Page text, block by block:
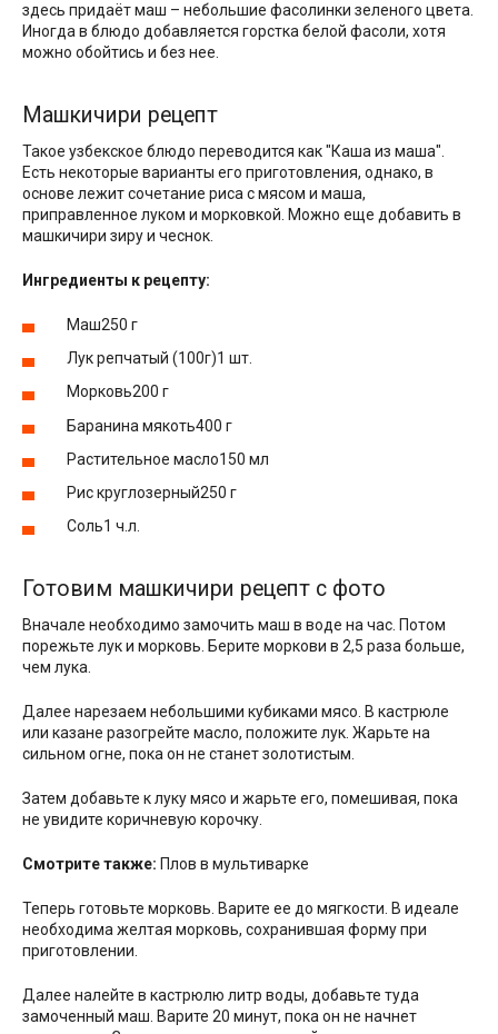
здесь придаёт маш – небольшие фасолинки зеленого цвета.
Иногда в блюдо добавляется горстка белой фасоли, хотя
можно обойтись и без нее.
Машкичири рецепт
Такое узбекское блюдо переводится как "Каша из маша".
Есть некоторые варианты его приготовления, однако, в
основе лежит сочетание риса с мясом и маша,
приправленное луком и морковкой. Можно еще добавить в
машкичири зиру и чеснок.
Ингредиенты к рецепту:
Маш250 г
Лук репчатый (100г)1 шт.
Морковь200 г
Баранина мякоть400 г
Растительное масло150 мл
Рис круглозерный250 г
Соль1 ч.л.
Готовим машкичири рецепт с фото
Вначале необходимо замочить маш в воде на час. Потом
порежьте лук и морковь. Берите моркови в 2,5 раза больше,
чем лука.
Далее нарезаем небольшими кубиками мясо. В кастрюле
или казане разогрейте масло, положите лук. Жарьте на
сильном огне, пока он не станет золотистым.
Затем добавьте к луку мясо и жарьте его, помешивая, пока
не увидите коричневую корочку.
Смотрите также: Плов в мультиварке
Теперь готовьте морковь. Варите ее до мягкости. В идеале
необходима желтая морковь, сохранившая форму при
приготовлении.
Далее налейте в кастрюлю литр воды, добавьте туда
замоченный маш. Варите 20 минут, пока он не начнет